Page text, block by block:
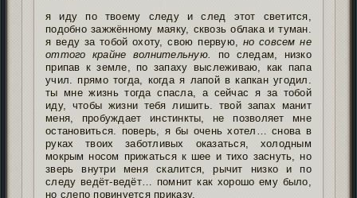
я иду по твоему следу и след этот светится,
подобно зажжённому маяку, сквозь облака и туман.
я веду за тобой охоту, свою первую, но совсем не
оттого крайне волнительную.
по следам, низко
припав к земле, по запаху выслеживаю, как папа
учил. прямо тогда, когда я лапой в капкан угодил.
ты мне жизнь тогда спасла, а сейчас я за тобой
иду, чтобы жизни тебя лишить. твой запах манит
меня, пробуждает инстинкты, не позволяет мне
остановиться. поверь, я бы очень хотел… снова в
руках твоих заботливых оказаться, холодным
мокрым носом прижаться к шее и тихо заснуть, но
зверь внутри меня скалится, рычит низко и по
следу ведёт-ведёт… помнит как хорошо ему было,
но слепо повинуется приказу.